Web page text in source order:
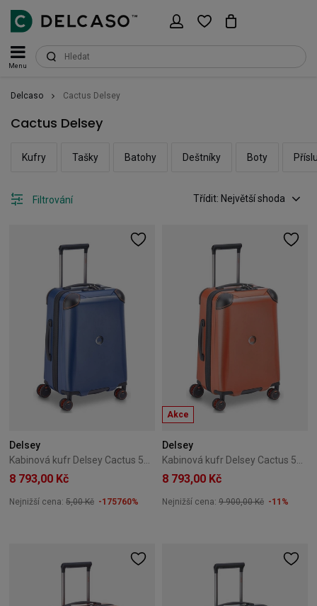
Menu
Delcaso Cactus Delsey
Cactus Delsey
Kufry Tašky Batohy Deštníky Boty
Třídit: Největší shoda
Filtrování
Delsey
8 793,00 Kč
Nejnižší cena: 5,00 Kč -175760%
Akce
Delsey
8 793,00 Kč
Nejnižší cena: 9 900,00 Kč -11%